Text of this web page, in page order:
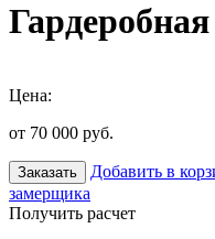
Цена:
от 70 000 руб.
Заказать Добавить в
замерщика
Получить расчет